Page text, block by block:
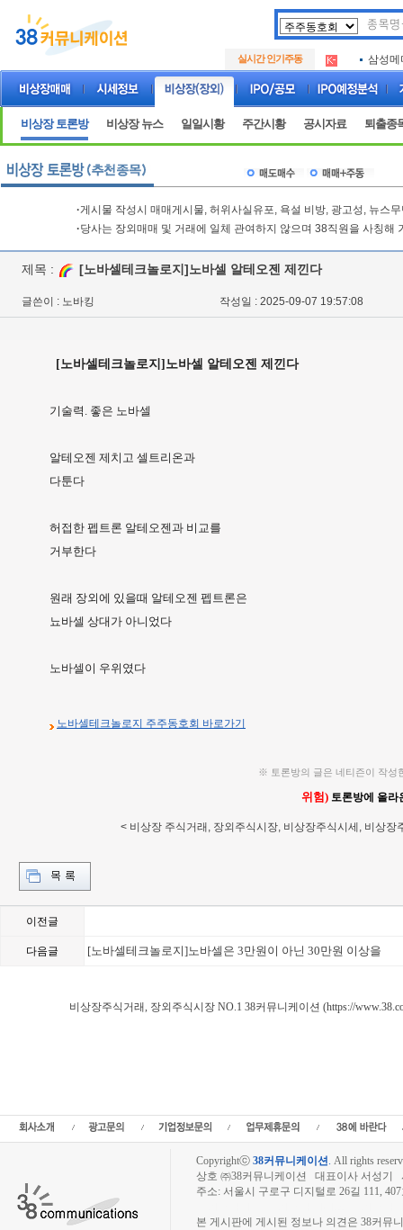
실시간 인기주동
.
아크로
삼성메
.
아크로
.
아하
비상장 토론방 비상장 뉴스 일일시황 주간시황 공시자료 퇴출종
·게시물 작성시 매매게시물, 허위사실유포, 욕설 비방, 광고성, 뉴스
·당사는 장외매매 및 거래에 일체 관여하지 않으며 38직원을 사칭해
제목 : [노바셀테크놀로지]노바셀 알테오젠 제낀다
글쓴이 : 노바킹 작성일 : 2025-09-07 19:57:08
[노바셀테크놀로지]노바셀 알테오젠 제낀다
기술력. 좋은 노바셀
알테오젠 제치고 셀트리온과
다툰다
허접한 펩트론 알테오젠과 비교를
거부한다
원래 장외에 있을때 알테오젠 펩트론은
뇨바셀 상대가 아니었다
노바셀이 우위였다
노바셀테크놀로지 주주동호회 바로가기
※ 토론방의 글은 네티즌이 작성
위험) 토론방에 올라
< 비상장 주식거래, 장외주식시장, 비상장주식시세, 비상
이전글
다음글 [노바셀테크놀로지]노바셀은 3만원이 아닌 30만원 이상을
비상장주식거래, 장외주식시장 NO.1 38커뮤니케이션 (https://
Copyrightⓒ 38커뮤니케이션. All rights
상호 ㈜38커뮤니케이션 대표이사 서성기
주소: 서울시 구로구 디지털로 26길 111,
본 게시판에 게시된 정보나 의견은 38커뮤